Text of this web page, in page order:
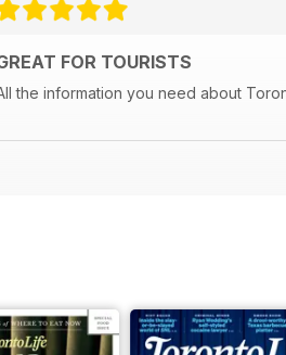
FOR TOURISTS
the information you need about